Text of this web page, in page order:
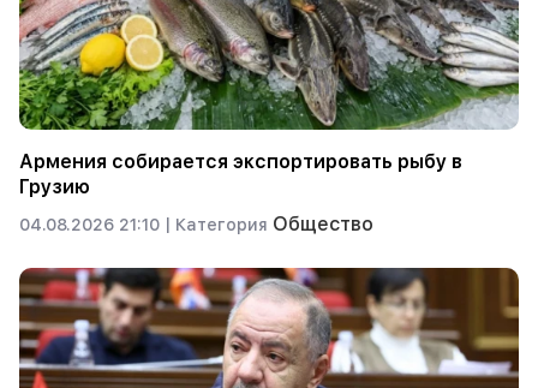
Армения собирается экспортировать рыбу в
Грузию
04.08.2026 21:10 | Категория Общество